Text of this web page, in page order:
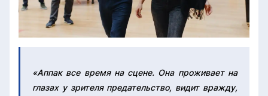
«Аппак все время на сцене. Она проживает на
глазах у зрителя предательство, видит вражду,